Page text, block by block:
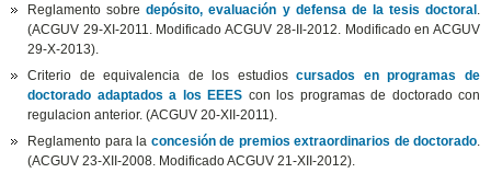
Reglamento sobredepósito, evaluación y defensa de la tesis doctoral
(ACGUV 29-XI-2011. Modificado ACGUV 28-II-2012. Modificado en ACGUV
29-X-2013).
Criterio de equivalencia de los estudioscursados en programas de
doctorado adaptados a los EEES con los programas de doctorado con
regulacion anterior. (ACGUV 20-XII-2011).
Reglamento para la concesión de premios extraordinarios de doctorado
(ACGUV 23-XII-2008. Modificado ACGUV 21-XII-2012).